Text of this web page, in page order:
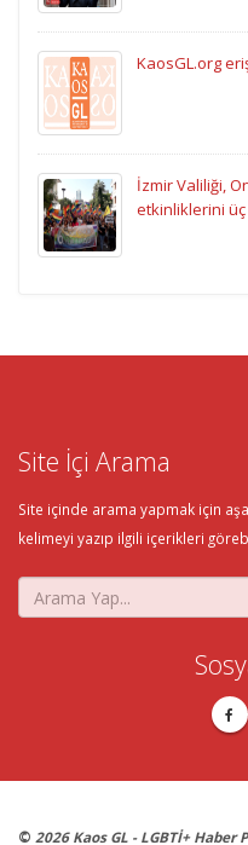
KaosGL.org
İzmir Valiliği,
etkinliklerini
Site İçi Arama
Site içinde arama yapmak için
kelimeyi yazıp ilgili içerikleri
© 2026 Kaos GL - LGBTİ+ Haber